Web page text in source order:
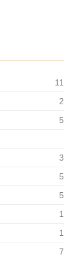
11
2
5
3
5
5
1
1
7